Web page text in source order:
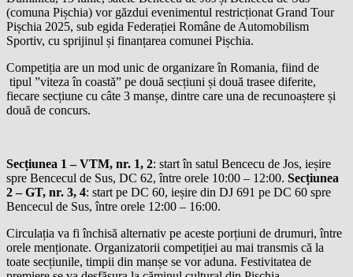
(comuna Pișchia) vor găzdui evenimentul restricționat Grand Tour
Pișchia 2025, sub egida Federației Române de Automobilism
Sportiv, cu sprijinul și finanțarea comunei Pișchia.
Competiția are un mod unic de organizare în Romania, fiind de
tipul ”viteza în coastă” pe două secțiuni și două trasee diferite,
fiecare secțiune cu câte 3 manșe, dintre care una de recunoaștere și
două de concurs.
Secțiunea 1 – VTM, nr. 1, 2: start în satul Bencecu de Jos, ieșire
spre Bencecul de Sus, DC 62, între orele 10:00 – 12:00. Secțiunea
2 – GT, nr. 3, 4: start pe DC 60, ieșire din DJ 691 pe DC 60 spre
Bencecul de Sus, între orele 12:00 – 16:00.
Circulația va fi închisă alternativ pe aceste porțiuni de drumuri, între
orele menționate. Organizatorii competiției au mai transmis că la
toate secțiunile, timpii din manșe se vor aduna. Festivitatea de